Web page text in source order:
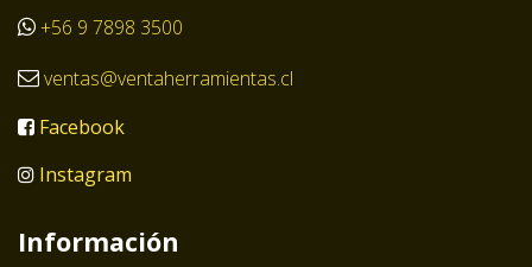
+56 9 7898 3500
ventas@ventaherramientas.cl
Facebook
Instagram
Información